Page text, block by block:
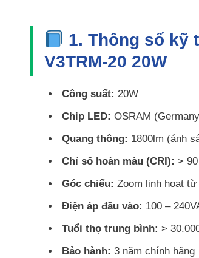
1. Thông số kỹ
V3TRM-20 20W
Công suất: 20W
Chip LED: OSRAM
Quang thông: 1800lm (ánh
Chỉ số hoàn màu (CRI): >
Góc chiếu: Zoom linh hoạt từ
Điện áp đầu vào: 100 –
Tuổi thọ trung bình: >
Bảo hành: 3 năm chính hãng